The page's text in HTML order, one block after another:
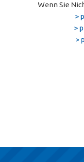
Wenn Sie
>
>
>